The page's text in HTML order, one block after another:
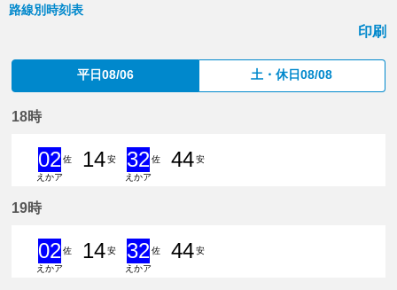
路線別時刻表
印刷
平日08/06 土・休日08/08
18時
02
2分はつ 急行佐屋いき
佐
えかア
14安
32佐
えかア
44安
19時
02
2分はつ 急行佐屋いき
佐
えかア
14安
32佐
えかア
44安